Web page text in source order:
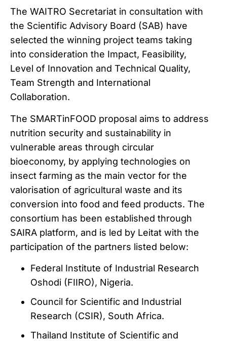
The WAITRO Secretariat in consultation with
the Scientific Advisory Board (SAB) have
selected the winning project teams taking
into consideration the Impact, Feasibility,
Level of Innovation and Technical Quality,
Team Strength and International
Collaboration.
The SMARTinFOOD proposal aims to address
nutrition security and sustainability in
vulnerable areas through circular
bioeconomy, by applying technologies on
insect farming as the main vector for the
valorisation of agricultural waste and its
conversion into food and feed products. The
consortium has been established through
SAIRA platform, and is led by Leitat with the
participation of the partners listed below:
Federal Institute of Industrial Research
Oshodi (FIIRO), Nigeria.
Council for Scientific and Industrial
Research (CSIR), South Africa.
Thailand Institute of Scientific and